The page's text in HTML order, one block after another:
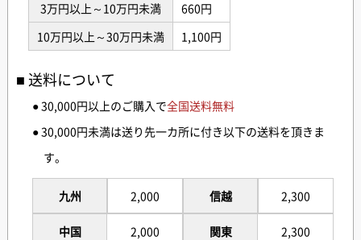
3万円以上～10万円未満
660円
10万円以上～30万円未満
1,100円
送料について
● 30,000円以上のご購入で全国送料無料
● 30,000円未満は送り先一カ所に付き以下の送料を頂きま
す。
九州
中国
2,000
2,000
信越
関東
2,300
2,300